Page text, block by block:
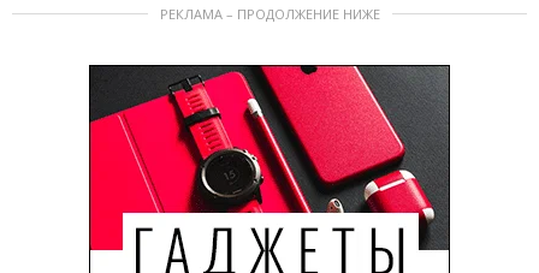
РЕКЛАМА – ПРОДОЛЖЕНИЕ НИЖЕ